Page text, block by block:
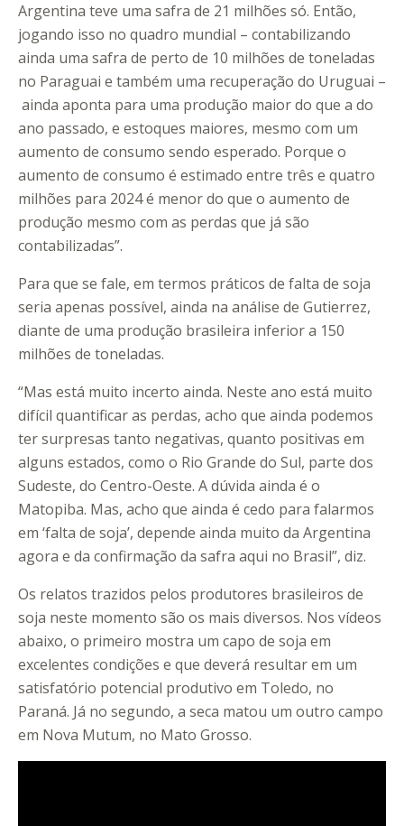
Argentina teve uma safra de 21 milhões só. Então,
jogando isso no quadro mundial – contabilizando
ainda uma safra de perto de 10 milhões de toneladas
no Paraguai e também uma recuperação do Uruguai –
ainda aponta para uma produção maior do que a do
ano passado, e estoques maiores, mesmo com um
aumento de consumo sendo esperado. Porque o
aumento de consumo é estimado entre três e quatro
milhões para 2024 é menor do que o aumento de
produção mesmo com as perdas que já são
contabilizadas”.
Para que se fale, em termos práticos de falta de soja
seria apenas possível, ainda na análise de Gutierrez,
diante de uma produção brasileira inferior a 150
milhões de toneladas.
“Mas está muito incerto ainda. Neste ano está muito
difícil quantificar as perdas, acho que ainda podemos
ter surpresas tanto negativas, quanto positivas em
alguns estados, como o Rio Grande do Sul, parte dos
Sudeste, do Centro-Oeste. A dúvida ainda é o
Matopiba. Mas, acho que ainda é cedo para falarmos
em ‘falta de soja’, depende ainda muito da Argentina
agora e da confirmação da safra aqui no Brasil”, diz.
Os relatos trazidos pelos produtores brasileiros de
soja neste momento são os mais diversos. Nos vídeos
abaixo, o primeiro mostra um capo de soja em
excelentes condições e que deverá resultar em um
satisfatório potencial produtivo em Toledo, no
Paraná. Já no segundo, a seca matou um outro campo
em Nova Mutum, no Mato Grosso.